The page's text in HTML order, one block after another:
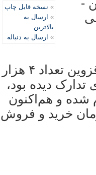
» نسخه قابل چاپ
» ارسال به
بالاترین
» ارسال به دنباله
-
(ايسنا)؛ در حالی که هيات فوتبال شهر قزوين تعداد ۴ هزار
تدارک ديده بود،
شده و هم‌اکنون
۱۰ تا ۱۵ هزار تومان خريد و فروش